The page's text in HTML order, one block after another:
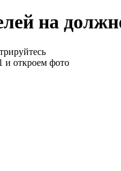
на
и откроем фото